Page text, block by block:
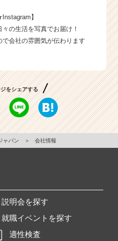
】
の生活を写真でお届け！
会社の雰囲気が伝わります
をシェアする
ャパン ＞ 会社情報
説明会を探す
就職イベントを探す
適性検査